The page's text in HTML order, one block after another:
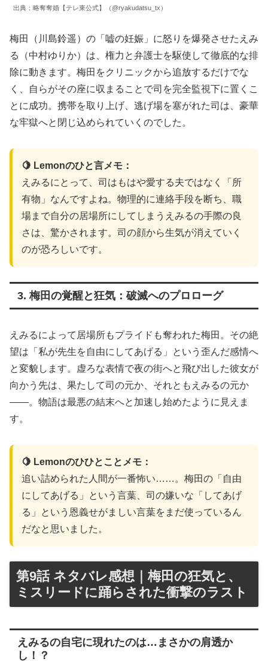
出典：略奪奪婚【テレ東公式】（@ryakudatsu_tx）
梅田（川島鈴遥）の「嘘の妊娠」に怒りを爆発させたえみ
る（中村ゆりか）は、権力と弁護士を駆使して徹底的な排
除に動きます。梅田をクリニックから追放するだけでな
く、自らがその座に収まることで司を完全監視下に置くこ
とに成功。携帯を取り上げ、逃げ場を塞がれた司は、豪華
な牢獄へと閉じ込められていくのでした。
🍋 Lemonのひと言メモ：
えみるにとって、司はもはや愛する夫ではなく「所
有物」なんですよね。物理的に連絡手段を断ち、職
場まで自分の居場所にしてしまうえみるの手際の良
さは、驚かされます。司の顔から生気が消えていく
のが恐ろしいです。
3. 梅田の覚醒と狂気：破滅へのプロローグ
えみるによって居場所もプライドも奪われた梅田。その絶
望は「私が先生を自由にしてあげる」という歪んだ感情へ
と変貌します。虚ろな表情で夜の街へと飛び出した彼女が
向かう先は、果たして司の元か、それともえみるの元か
――。物語は最悪の結末へと加速し始めたように見えま
す。
🍋 Lemonのひひとことメモ：
追い詰められた人間が一番怖い……。梅田の「自由
にしてあげる」という言葉、司の嫌いな「してあげ
る」という恩義せがましい言葉をまだ使っているん
だなと思いました。
第9話 ネタバレ感想｜梅田の狂気と、
ミスリードに踊らされた衝撃のラスト
えみるの自宅に現れたのは…まさかの肩透か
し！？